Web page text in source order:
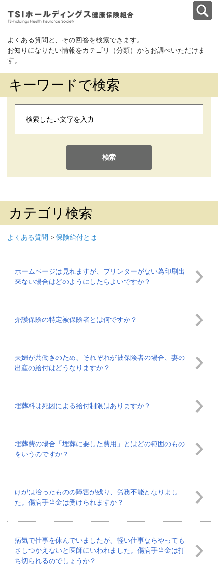
よくある質問と、その回答を検索できます。
お知りになりたい情報をカテゴリ（分類）からお調べいただけま
す。
キーワードで検索
検索
カテゴリ検索
よくある質問 > 保険給付とは
ホームページは見れますが、プリンターがない為印刷出
来ない場合はどのようにしたらよいですか？
介護保険の特定被保険者とは何ですか？
夫婦が共働きのため、それぞれが被保険者の場合、妻の
出産の給付はどうなりますか？
埋葬料は死因による給付制限はありますか？
埋葬費の場合「埋葬に要した費用」とはどの範囲のもの
をいうのですか？
けがは治ったものの障害が残り、労務不能となりまし
た。傷病手当金は受けられますか？
病気で仕事を休んでいましたが、軽い仕事ならやっても
さしつかえないと医師にいわれました。傷病手当金は打
ち切られるのでしょうか？